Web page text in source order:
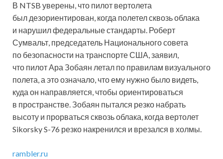
В NTSB уверены, что пилот вертолета
был дезориентирован, когда полетел сквозь облака
и нарушил федеральные стандарты. Роберт
Сумвальт, председатель Национального совета
по безопасности на транспорте США, заявил,
что пилот Ара Зобаян летал по правилам визуального
полета, а это означало, что ему нужно было видеть,
куда он направляется, чтобы ориентироваться
в пространстве. Зобаян пытался резко набрать
высоту и прорваться сквозь облака, когда вертолет
Sikorsky S-76 резко накренился и врезался в холмы.
rambler.ru